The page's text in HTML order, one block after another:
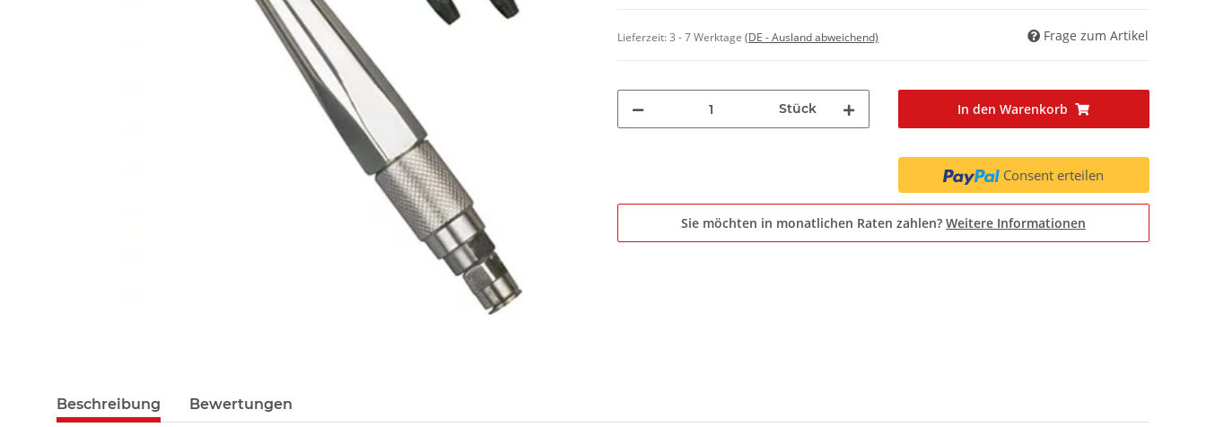
Lieferzeit:3 - 7 Werktage (DE - Ausland abweichend) Frage zum Artikel
Stück In den Warenkorb
Consent erteilen
Sie möchten in monatlichen Raten zahlen? Weitere Informationen
Beschreibung Bewertungen